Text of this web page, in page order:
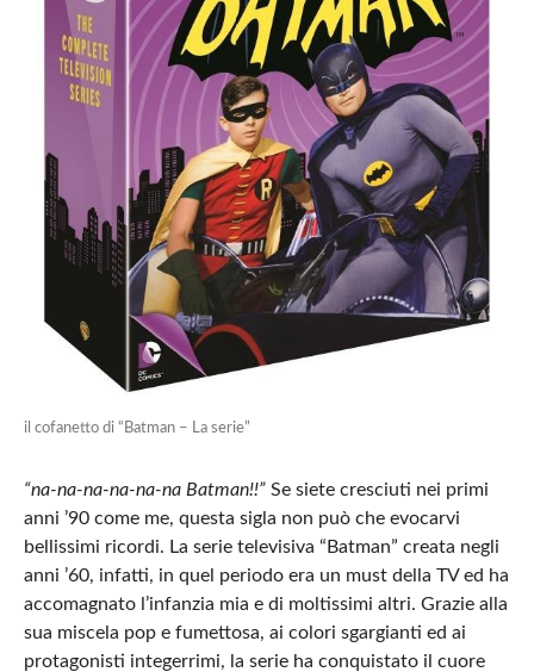
il cofanetto di “Batman – La serie”
“na-na-na-na-na-na Batman!!”Se siete cresciuti nei primi
anni ’90 come me, questa sigla non può che evocarvi
bellissimi ricordi. La serie televisiva “Batman” creata negli
anni ’60, infatti, in quel periodo era un must della TV ed ha
accomagnato l’infanzia mia e di moltissimi altri. Grazie alla
sua miscela pop e fumettosa, ai colori sgargianti ed ai
protagonisti integerrimi, la serie ha conquistato il cuore